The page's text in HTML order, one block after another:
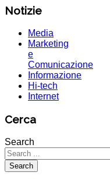
Notizie
Media
Marketing
e
Comunicazione
Informazione
Hi-tech
Internet
Cerca
Search
Search